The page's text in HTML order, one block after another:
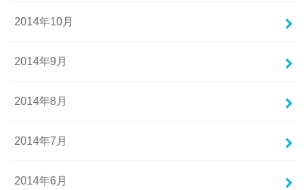
2014年10月
2014年9月
2014年8月
2014年7月
2014年6月